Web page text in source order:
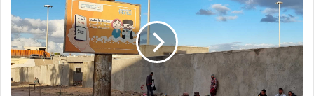
ا
إ
ل